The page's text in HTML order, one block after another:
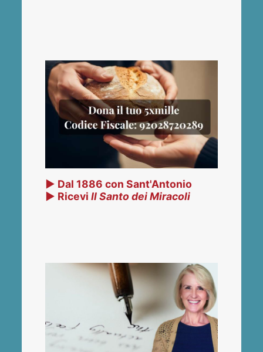
▶ Dal 1886 con Sant'Antonio
▶ RiceviIl Santo dei Miracoli